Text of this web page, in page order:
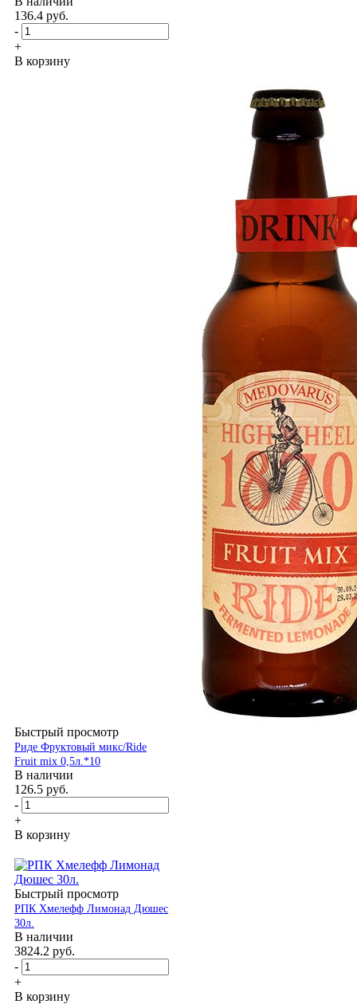
136.4 руб.
-
+
В корзину
Быстрый просмотр
Риде Фруктовый микс/Ride
Fruit mix 0,5л.*10
В наличии
126.5 руб.
-
+
В корзину
Быстрый просмотр
РПК Хмелефф Лимонад Дюшес
30л.
В наличии
3824.2 руб.
-
+
В корзину